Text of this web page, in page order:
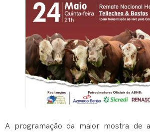
A programação da maior mostra de